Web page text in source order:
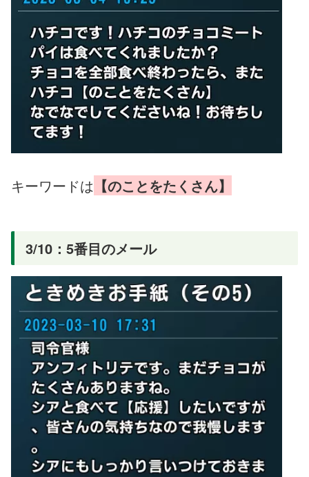
キーワードは 【のことをたくさん】
3/10：5番目のメール